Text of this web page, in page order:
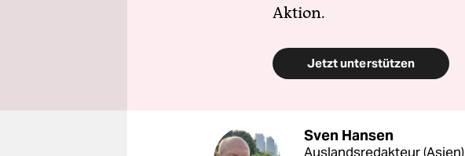
Aktion.
Jetzt unterstützen
Sven Hansen
Auslandsredakteur (Asien)